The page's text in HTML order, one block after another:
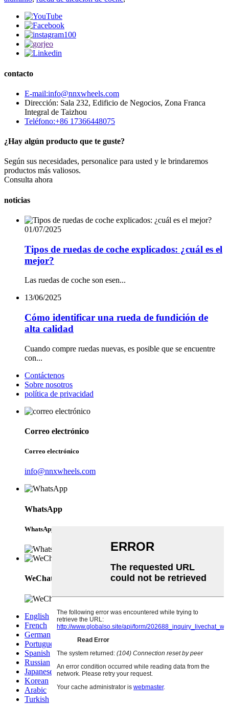
contacto
E-mail:info@nnxwheels.com
Dirección: Sala 232, Edificio de Negocios, Zona Franca
Integral de Taizhou
Teléfono:+86 17366448075
¿Hay algún producto que te guste?
Según sus necesidades, personalice para usted y le brindaremos
productos más valiosos.
Consulta ahora
noticias
01/07/2025
Tipos de ruedas de coche explicados: ¿cuál es el
mejor?
Las ruedas de coche son esen...
13/06/2025
Cómo identificar una rueda de fundición de
alta calidad
Cuando compre ruedas nuevas, es posible que se encuentre
con...
Contáctenos
Sobre nosotros
política de privacidad
Correo electrónico
Correo electrónico
info@nnxwheels.com
WhatsApp
WhatsApp
WeChat
English
French
German
Portuguese
Spanish
Russian
Japanese
Korean
Arabic
Turkish